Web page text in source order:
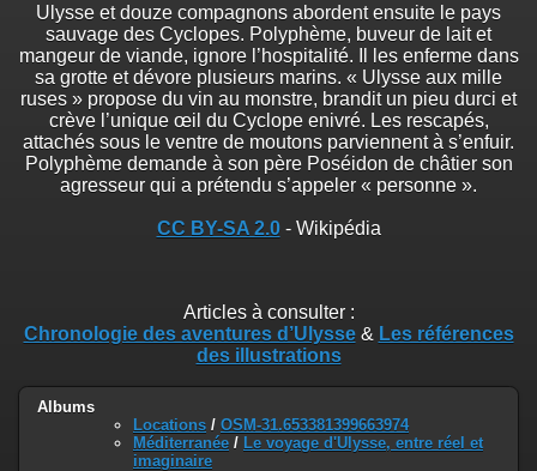
Ulysse et douze compagnons abordent ensuite le pays
sauvage des Cyclopes. Polyphème, buveur de lait et
mangeur de viande, ignore l’hospitalité. Il les enferme dans
sa grotte et dévore plusieurs marins. « Ulysse aux mille
ruses » propose du vin au monstre, brandit un pieu durci et
crève l’unique œil du Cyclope enivré. Les rescapés,
attachés sous le ventre de moutons parviennent à s’enfuir.
Polyphème demande à son père Poséidon de châtier son
agresseur qui a prétendu s’appeler « personne ».
CC BY-SA 2.0- Wikipédia
Articles à consulter :
Chronologie des aventures d’Ulysse& Les références
des illustrations
Albums
Locations / OSM-31.653381399663974
Méditerranée / Le voyage d'Ulysse, entre réel et
imaginaire